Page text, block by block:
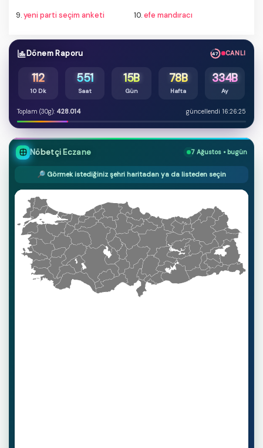
9.yeni parti seçim anketi 10.efe mandıracı
Dönem Raporu 46 CANLI
112
10 Dk
551
Saat
15B
Gün
78B
Hafta
334B
Ay
Toplam (30g): 428.014 güncellendi 16:26:25
Nöbetçi Eczane 7 Ağustos • bugün
🔎 Görmek istediğiniz şehri haritadan ya da listeden seçin